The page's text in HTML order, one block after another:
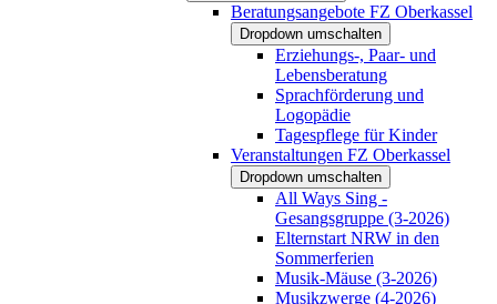
Beratungsangebote FZ Oberkassel
Dropdown umschalten
Erziehungs-, Paar- und
Lebensberatung
Sprachförderung und
Logopädie
Tagespflege für Kinder
Veranstaltungen FZ Oberkassel
Dropdown umschalten
All Ways Sing -
Gesangsgruppe (3-2026)
Elternstart NRW in den
Sommerferien
Musik-Mäuse (3-2026)
Musikzwerge (4-2026)